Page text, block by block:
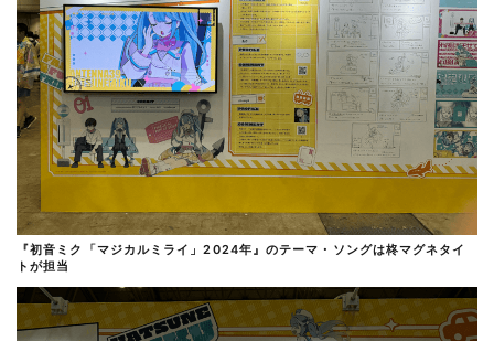
『初音ミク「マジカルミライ」2024年』のテーマ・ソングは柊マグネタイ
トが担当